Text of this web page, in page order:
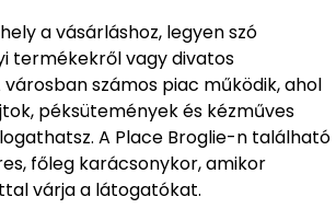
a vásárláshoz, legyen szó
termékekről vagy divatos
számos piac működik, ahol
péksütemények és kézműves
A Place Broglie-n található
főleg karácsonykor, amikor
várja a látogatókat.